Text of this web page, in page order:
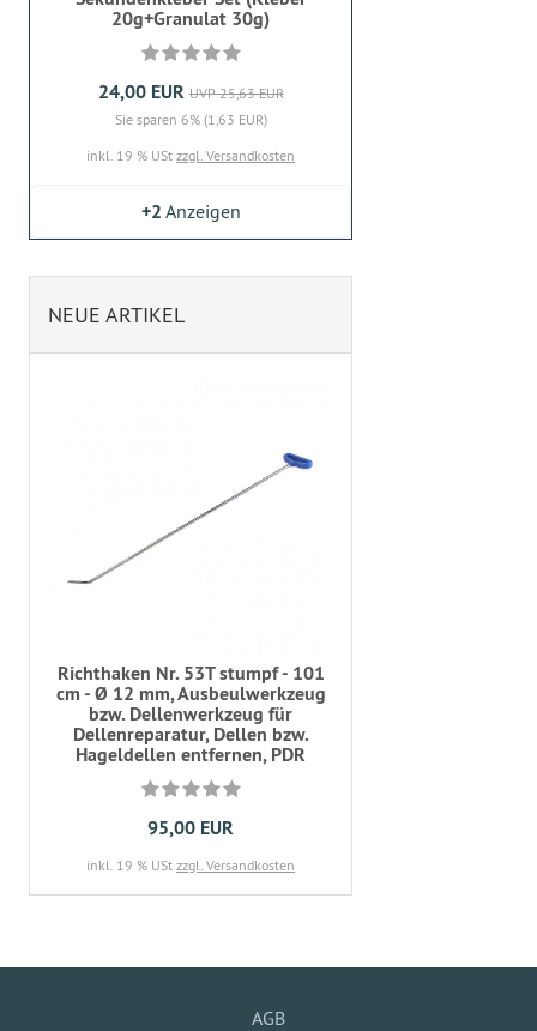
20g+Granulat 30g)
24,00 EUR UVP 25,63 EUR
Sie sparen 6% (1,63 EUR)
inkl. 19 % USt zzgl. Versandkosten
+2 Anzeigen
NEUE ARTIKEL
Richthaken Nr. 53T stumpf - 101
cm - Ø 12 mm, Ausbeulwerkzeug
bzw. Dellenwerkzeug für
Dellenreparatur, Dellen bzw.
Hageldellen entfernen, PDR
95,00 EUR
inkl. 19 % USt zzgl. Versandkosten
AGB